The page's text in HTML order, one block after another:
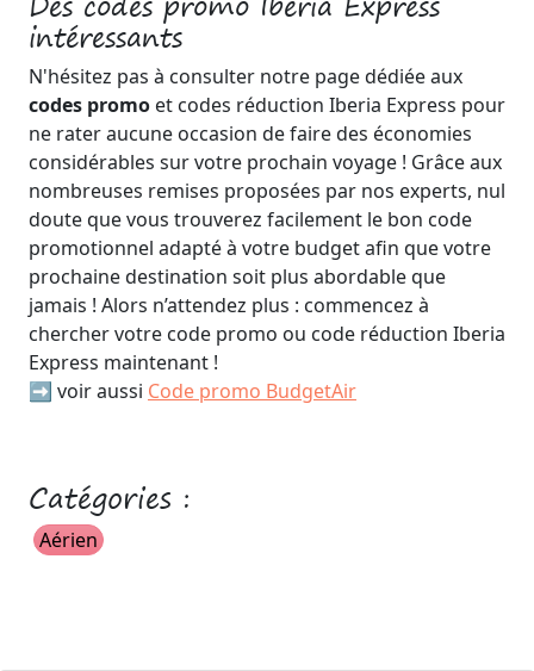
intéressants
N'hésitez pas à consulter notre page dédiée aux
codes promo et codes réduction Iberia Express pour
ne rater aucune occasion de faire des économies
considérables sur votre prochain voyage ! Grâce aux
nombreuses remises proposées par nos experts, nul
doute que vous trouverez facilement le bon code
promotionnel adapté à votre budget afin que votre
prochaine destination soit plus abordable que
jamais ! Alors n’attendez plus : commencez à
chercher votre code promo ou code réduction Iberia
Express maintenant !
➡️ voir aussi Code promo BudgetAir
Catégories :
Aérien